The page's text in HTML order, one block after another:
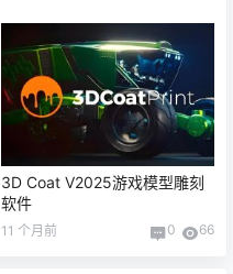
3D Coat V2025游戏模型雕刻
软件
11 个月前 0 66